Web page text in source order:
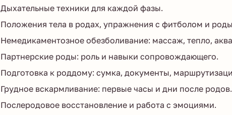
Дыхательные техники для каждой фазы.
Положения тела в родах, упражнения с фитболом и
Немедикаментозное обезболивание: массаж, тепло,
Партнерские роды: роль и навыки сопровождающего.
Подготовка к роддому: сумка, документы,
Грудное вскармливание: первые часы и дни после родов.
Послеродовое восстановление и работа с эмоциями.